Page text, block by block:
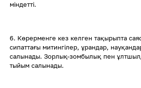
міндетті.
6. Көрерменге кез келген тақырыпта
сипаттағы митингілер, ұрандар,
салынады. Зорлық-зомбылық пен
тыйым салынады.